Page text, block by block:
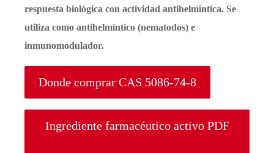
respuesta biológica con actividad antihelmíntica. Se
utiliza como antihelmíntico (nematodos) e
inmunomodulador.
Donde comprar CAS 5086-74-8
Ingrediente farmacéutico activo PDF